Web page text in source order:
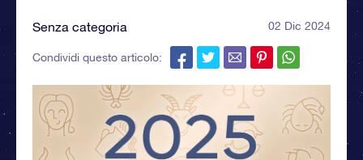
Senza categoria 02 Dic 2024
Condividi questo articolo: